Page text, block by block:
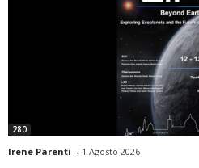
280
Irene Parenti - 1 Agosto 2026